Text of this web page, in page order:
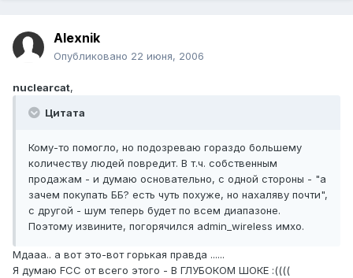
Alexnik
Опубликовано 22 июня, 2006
nuclearcat,
Цитата
Кому-то помогло, но подозреваю гораздо большему
количеству людей повредит. В т.ч. собственным
продажам - и думаю основательно, с одной стороны - "а
зачем покупать ББ? есть чуть похуже, но нахаляву почти",
с другой - шум теперь будет по всем диапазоне.
Поэтому извините, погорячился admin_wireless имхо.
Мдааа.. а вот это-вот горькая правда ......
Я думаю FCC от всего этого - В ГЛУБОКОМ ШОКЕ :((((